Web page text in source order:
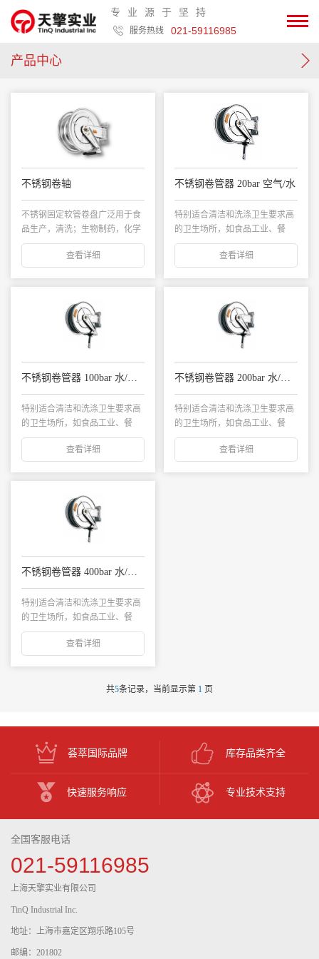
专业源于坚持
服务热线 021-59116985
产品中心
不锈钢卷轴
不锈钢固定软管卷盘广泛用于食
品生产，清洗；生物制药，化学
品输送。...
查看详细
不锈钢卷管器 20bar 空气/水
特别适合清洁和洗涤卫生要求高
的卫生场所，如食品工业、餐
馆、卫生场所等。...
查看详细
不锈钢卷管器 100bar 水/热水
特别适合清洁和洗涤卫生要求高
的卫生场所，如食品工业、餐
馆、卫生场所等...
查看详细
不锈钢卷管器 200bar 水/热水
特别适合清洁和洗涤卫生要求高
的卫生场所，如食品工业、餐
馆、卫生场所等...
查看详细
不锈钢卷管器 400bar 水/热水
特别适合清洁和洗涤卫生要求高
的卫生场所，如食品工业、餐
馆、卫生场所等...
查看详细
共5条记录，当前显示第 1 页
荟萃国际品牌 库存品类齐全
快速服务响应 专业技术支持
全国客服电话
021-59116985
上海天擎实业有限公司
TinQ Industrial Inc.
地址：上海市嘉定区翔乐路105号
邮编：201802